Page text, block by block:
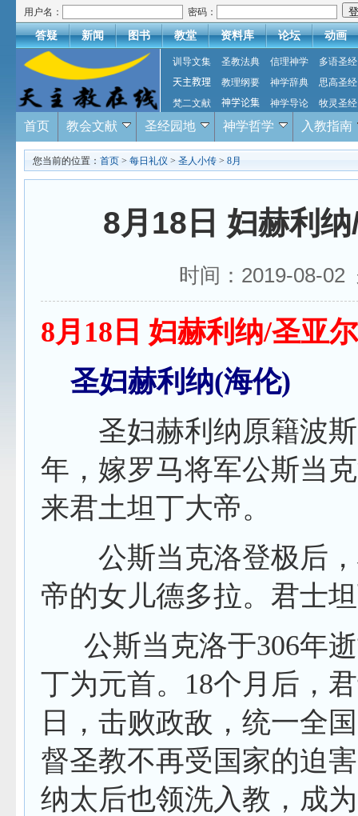
用户名： 密码：
答疑 新闻 图书 教堂 资料库 论坛 动画
训导文集 圣教法典 信理神学
多语圣经
天主教理
教理纲要 神学辞典
思高圣经
梵二文献
神学论集 神学导论 牧灵圣经
首页 教会文献 圣经园地 神学哲学 入教指南
您当前的位置： 首页 > 每日礼仪 > 圣人小传 > 8月
8月18日 妇赫利
时间：2019-08-
8月 18 日 妇赫利纳/圣亚
圣妇赫利纳(海伦)
圣妇赫利纳原籍波斯
年，嫁罗马将军公斯当
来君土坦丁大帝。
公斯当克洛登极后，
帝的女儿德多拉。君士
公斯当克洛于306年
丁为元首。 18个月后，
日，击败政敌，统一全
督圣教不再受国家的迫
纳太后也领洗入教，成